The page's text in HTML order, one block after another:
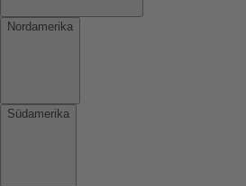
Nordamerika
Südamerika